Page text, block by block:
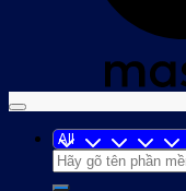
Tìm
kiếm: